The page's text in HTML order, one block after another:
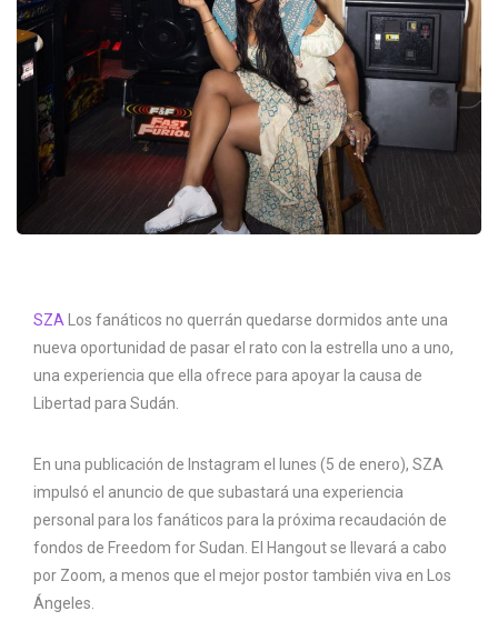
SZA Los fanáticos no querrán quedarse dormidos ante una
nueva oportunidad de pasar el rato con la estrella uno a uno,
una experiencia que ella ofrece para apoyar la causa de
Libertad para Sudán.
En una publicación de Instagram el lunes (5 de enero), SZA
impulsó el anuncio de que subastará una experiencia
personal para los fanáticos para la próxima recaudación de
fondos de Freedom for Sudan. El Hangout se llevará a cabo
por Zoom, a menos que el mejor postor también viva en Los
Ángeles.